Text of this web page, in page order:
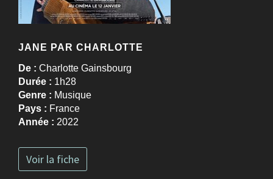
JANE PAR CHARLOTTE
De : Charlotte Gainsbourg
Durée : 1h28
Genre : Musique
Pays : France
Année : 2022
Voir la fiche